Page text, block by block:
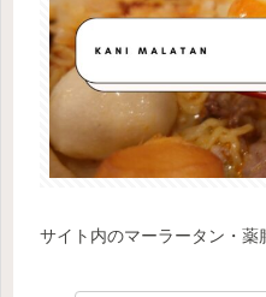
サイト内のマーラータン・薬